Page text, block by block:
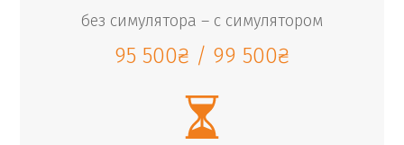
без симулятора – с симулятором
95 500₴ / 99 500₴